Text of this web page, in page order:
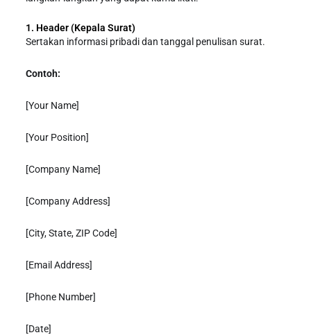
1. Header (Kepala Surat)
Sertakan informasi pribadi dan tanggal penulisan surat.
Contoh:
[Your Name]
[Your Position]
[Company Name]
[Company Address]
[City, State, ZIP Code]
[Email Address]
[Phone Number]
[Date]